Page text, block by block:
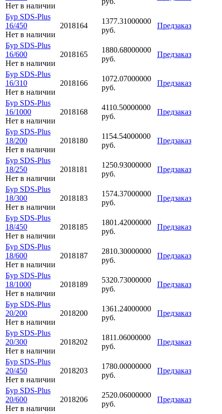
Нет в наличии
Бур SDS-Plus
16/450
Нет в наличии
2018164
1377.31000000
руб.
Предзаказ
Бур SDS-Plus
16/600
Нет в наличии
2018165
1880.68000000
руб.
Предзаказ
Бур SDS-Plus
16/310
Нет в наличии
2018166
1072.07000000
руб.
Предзаказ
Бур SDS-Plus
16/1000
Нет в наличии
2018168
4110.50000000
руб.
Предзаказ
Бур SDS-Plus
18/200
Нет в наличии
2018180
1154.54000000
руб.
Предзаказ
Бур SDS-Plus
18/250
Нет в наличии
2018181
1250.93000000
руб.
Предзаказ
Бур SDS-Plus
18/300
Нет в наличии
2018183
1574.37000000
руб.
Предзаказ
Бур SDS-Plus
18/450
Нет в наличии
2018185
1801.42000000
руб.
Предзаказ
Бур SDS-Plus
18/600
Нет в наличии
2018187
2810.30000000
руб.
Предзаказ
Бур SDS-Plus
18/1000
Нет в наличии
2018189
5320.73000000
руб.
Предзаказ
Бур SDS-Plus
20/200
Нет в наличии
2018200
1361.24000000
руб.
Предзаказ
Бур SDS-Plus
20/300
Нет в наличии
2018202
1811.06000000
руб.
Предзаказ
Бур SDS-Plus
20/450
Нет в наличии
2018203
1780.00000000
руб.
Предзаказ
Бур SDS-Plus
20/600
Нет в наличии
2018206
2520.06000000
руб.
Предзаказ